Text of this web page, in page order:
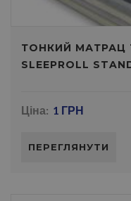
ТОНКИЙ МАТРАЦ
SLEEPROLL
Ціна: 1 ГРН
ПЕРЕГЛЯНУТИ